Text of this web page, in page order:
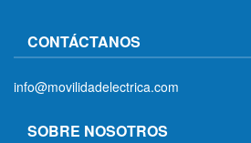
CONTÁCTANOS
info@movilidadelectrica.com
SOBRE NOSOTROS